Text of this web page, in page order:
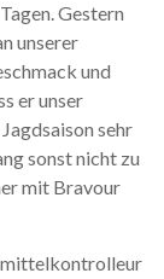
Gestern
unserer
und
er unser
sehr
sonst nicht zu
mit Bravour